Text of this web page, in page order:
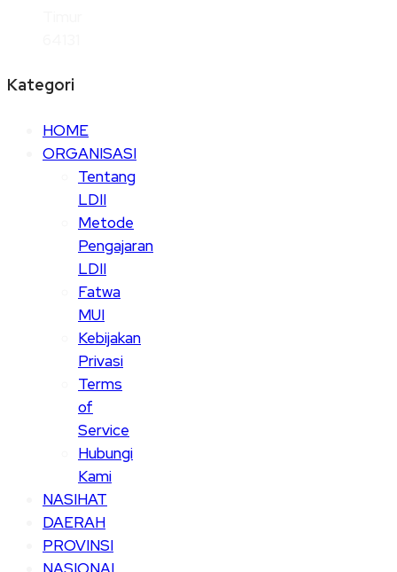
Kategori
HOME
ORGANISASI
Tentang
LDII
Metode
Pengajaran
LDII
Fatwa
MUI
Kebijakan
Privasi
Terms
of
Service
Hubungi
Kami
NASIHAT
DAERAH
PROVINSI